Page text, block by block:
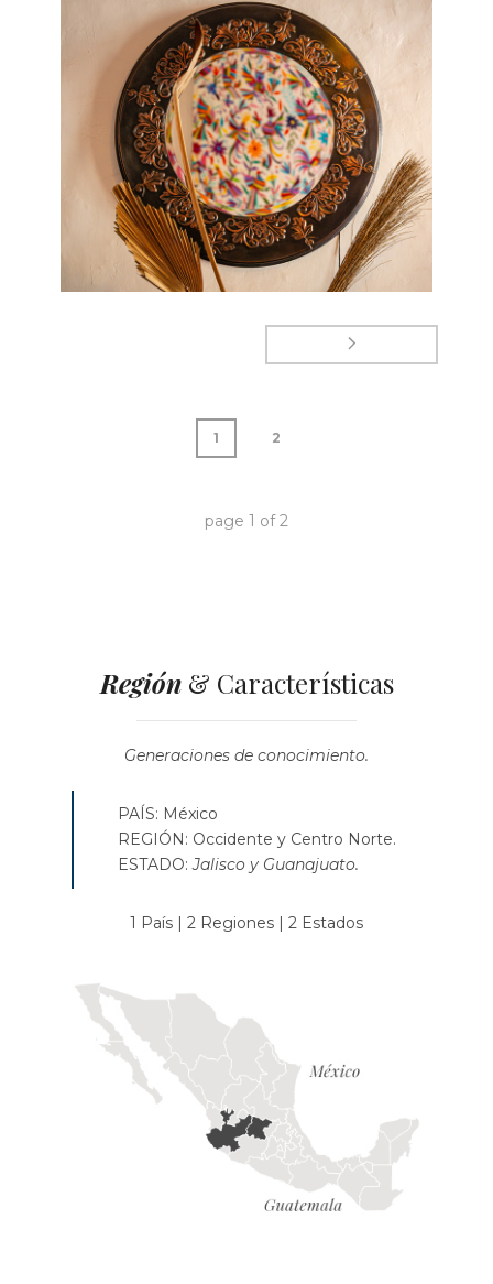
1 2
page 1 of2
Región& Características
Generaciones de conocimiento.
PAÍS: México
REGIÓN: Occidente y Centro Norte.
ESTADO:Jalisco y Guanajuato.
1 País | 2 Regiones | 2 Estados